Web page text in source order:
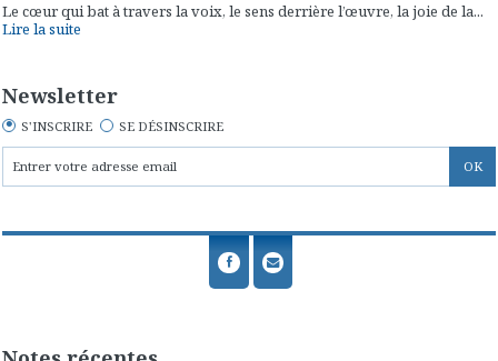
Le cœur qui bat à travers la voix, le sens derrière l’œuvre, la joie de la...
Lire la suite
Newsletter
S'INSCRIRE SE DÉSINSCRIRE